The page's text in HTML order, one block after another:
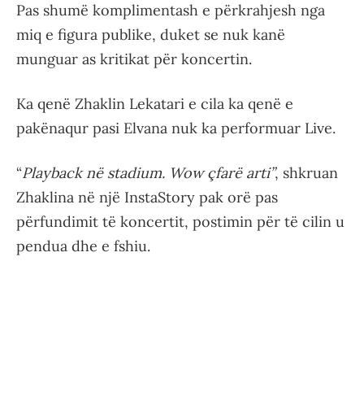
Pas shumë komplimentash e përkrahjesh nga
miq e figura publike, duket se nuk kanë
munguar as kritikat për koncertin.
Ka qenë Zhaklin Lekatari e cila ka qenë e
pakënaqur pasi Elvana nuk ka performuar Live.
“Playback në stadium. Wow çfarë arti”, shkruan
Zhaklina në një InstaStory pak orë pas
përfundimit të koncertit, postimin për të cilin u
pendua dhe e fshiu.